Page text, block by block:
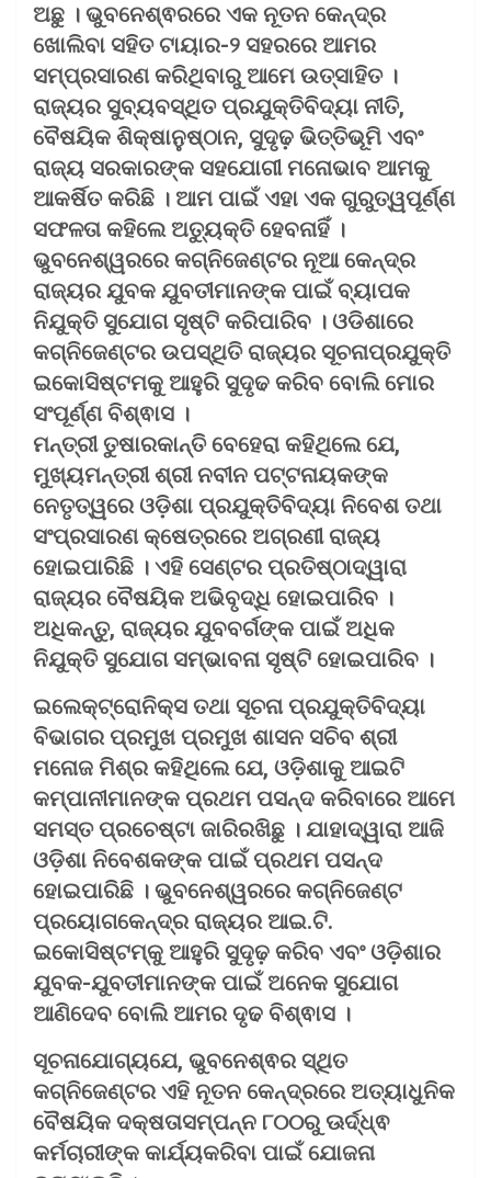
ଅଛୁ । ଭୁବନେଶ୍ଵରରେ ଏକ ନୂତନ କେନ୍ଦ୍ର
ଖୋଲିବା ସହିତ ଟାୟାର-୨ ସହରରେ ଆମର
ସମ୍ପ୍ରସାରଣ କରିଥିବାରୁ ଆମେ ଉତ୍ସାହିତ ।
ରାଜ୍ୟର ସୁବ୍ୟବସ୍ଥିତ ପ୍ରଯୁକ୍ତିବିଦ୍ୟା ନୀତି,
ବୈଷୟିକ ଶିକ୍ଷାନୁଷ୍ଠାନ, ସୁଦୃଢ଼ ଭିତ୍ତିଭୂମି ଏବଂ
ରାଜ୍ୟ ସରକାରଙ୍କ ସହଯୋଗୀ ମନୋଭାବ ଆମକୁ
ଆକର୍ଷିତ କରିଛି । ଆମ ପାଇଁ ଏହା ଏକ ଗୁରୁତ୍ୱପୂର୍ଣ୍ଣ
ସଫଳତା କହିଲେ ଅତ୍ୟୁକ୍ତି ହେବନାହିଁ ।
ଭୁବନେଶ୍ୱରରେ କଗ୍ନିଜେଣ୍ଟର ନୂଆ କେନ୍ଦ୍ର
ରାଜ୍ୟର ଯୁବକ ଯୁବତୀମାନଙ୍କ ପାଇଁ ବ୍ୟାପକ
ନିଯୁକ୍ତି ସୁଯୋଗ ସୃଷ୍ଟି କରିପାରିବ । ଓଡିଶାରେ
କଗ୍ନିଜେଣ୍ଟର ଉପସ୍ଥିତି ରାଜ୍ୟର ସୂଚନାପ୍ରଯୁକ୍ତି
ଇକୋସିଷ୍ଟମକୁ ଆହୁରି ସୁଦୃଢ କରିବ ବୋଲି ମୋର
ସଂପୂର୍ଣ୍ଣ ବିଶ୍ଵାସ ।
ମନ୍ତ୍ରୀ ତୁଷାରକାନ୍ତି ବେହେରା କହିଥିଲେ ଯେ,
ମୁଖ୍ୟମନ୍ତ୍ରୀ ଶ୍ରୀ ନବୀନ ପଟ୍ଟନାୟକଙ୍କ
ନେତୃତ୍ୱରେ ଓଡ଼ିଶା ପ୍ରଯୁକ୍ତିବିଦ୍ୟା ନିବେଶ ତଥା
ସଂପ୍ରସାରଣ କ୍ଷେତ୍ରରେ ଅଗ୍ରଣୀ ରାଜ୍ୟ
ହୋଇପାରିଛି । ଏହି ସେଣ୍ଟର ପ୍ରତିଷ୍ଠାଦ୍ୱାରା
ରାଜ୍ୟର ବୈଷୟିକ ଅଭିବୃଦ୍ଧି ହୋଇପାରିବ ।
ଅଧିକନ୍ତୁ, ରାଜ୍ୟର ଯୁବବର୍ଗଙ୍କ ପାଇଁ ଅଧିକ
ନିଯୁକ୍ତି ସୁଯୋଗ ସମ୍ଭାବନା ସୃଷ୍ଟି ହୋଇପାରିବ ।
ଇଲେକ୍ଟ୍ରୋନିକ୍ସ ତଥା ସୂଚନା ପ୍ରଯୁକ୍ତିବିଦ୍ୟା
ବିଭାଗର ପ୍ରମୁଖ ପ୍ରମୁଖ ଶାସନ ସଚିବ ଶ୍ରୀ
ମନୋଜ ମିଶ୍ର କହିଥିଲେ ଯେ, ଓଡ଼ିଶାକୁ ଆଇଟି
କମ୍ପାନୀମାନଙ୍କ ପ୍ରଥମ ପସନ୍ଦ କରିବାରେ ଆମେ
ସମସ୍ତ ପ୍ରଚେଷ୍ଟା ଜାରିରଖିଛୁ । ଯାହାଦ୍ୱାରା ଆଜି
ଓଡ଼ିଶା ନିବେଶକଙ୍କ ପାଇଁ ପ୍ରଥମ ପସନ୍ଦ
ହୋଇପାରିଛି । ଭୁବନେଶ୍ୱରରେ କଗ୍ନିଜେଣ୍ଟ
ପ୍ରୟୋଗକେନ୍ଦ୍ର ରାଜ୍ୟର ଆଇ.ଟି.
ଇକୋସିଷ୍ଟମ୍‍କୁ ଆହୁରି ସୁଦୃଢ଼ କରିବ ଏବଂ ଓଡ଼ିଶାର
ଯୁବକ-ଯୁବତୀମାନଙ୍କ ପାଇଁ ଅନେକ ସୁଯୋଗ
ଆଣିଦେବ ବୋଲି ଆମର ଦୃଢ ବିଶ୍ଵାସ ।
ସୂଚନାଯୋଗ୍ୟଯେ, ଭୁବନେଶ୍ଵର ସ୍ଥିତ
କଗ୍ନିଜେଣ୍ଟର ଏହି ନୂତନ କେନ୍ଦ୍ରରେ ଅତ୍ୟାଧୁନିକ
ବୈଷୟିକ ଦକ୍ଷତାସମ୍ପନ୍ନ ୮୦୦ରୁ ଊର୍ଦ୍ଧ୍ଵ
କର୍ମଚାରୀଙ୍କ କାର୍ଯ୍ୟକରିବା ପାଇଁ ଯୋଜନା